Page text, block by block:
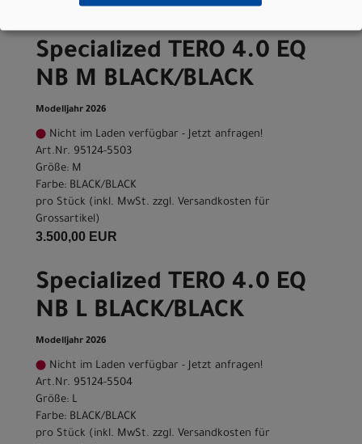
Specialized TERO 4.0 EQ
NB M BLACK/BLACK
Modelljahr 2026
Nicht im Laden verfügbar - Jetzt anfragen!
Art.Nr. 95124-5503
Größe: M
Farbe: BLACK/BLACK
pro Stück (inkl. MwSt. zzgl. Versandkosten für
Grossartikel)
3.500,00 EUR
Specialized TERO 4.0 EQ
NB L BLACK/BLACK
Modelljahr 2026
Nicht im Laden verfügbar - Jetzt anfragen!
Art.Nr. 95124-5504
Größe: L
Farbe: BLACK/BLACK
pro Stück (inkl. MwSt. zzgl. Versandkosten für